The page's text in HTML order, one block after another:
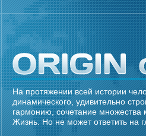
На протяжении всей истории
динамического, удивительно
гармонию, сочетание множества
Жизнь. Но не может ответить на